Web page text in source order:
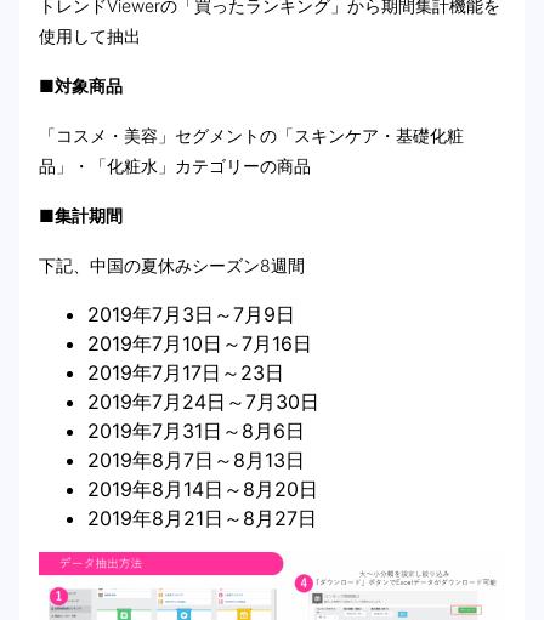
トレンドViewerの「買ったランキング」から期間集計機能を
使用して抽出
■対象商品
「コスメ・美容」セグメントの「スキンケア・基礎化粧
品」・「化粧水」カテゴリーの商品
■集計期間
下記、中国の夏休みシーズン8週間
2019年7月3日～7月9日
2019年7月10日～7月16日
2019年7月17日～23日
2019年7月24日～7月30日
2019年7月31日～8月6日
2019年8月7日～8月13日
2019年8月14日～8月20日
2019年8月21日～8月27日